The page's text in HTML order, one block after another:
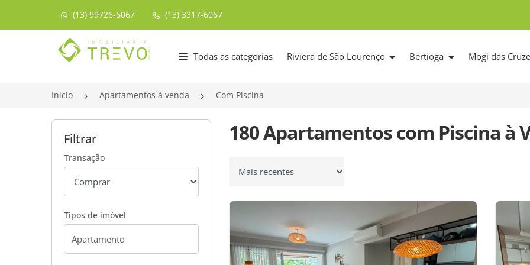
(13) 99726-6067 (13) 3317-6067
Página inicial
Todas as categorias Riviera de São Lourenço Bertioga Mogi das
Início Apartamentos à venda Com Piscina
Filtrar
Transação
Tipos de imóvel
180 Apartamentos com Piscina à
Ordenar por